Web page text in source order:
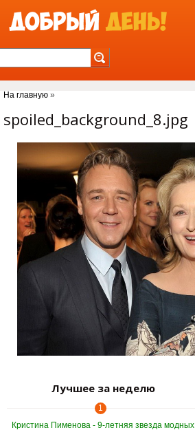
На главную »
spoiled_background_8.jpg
Лучшее за неделю
1
Кристина Пименова - 9-летняя звезда модных